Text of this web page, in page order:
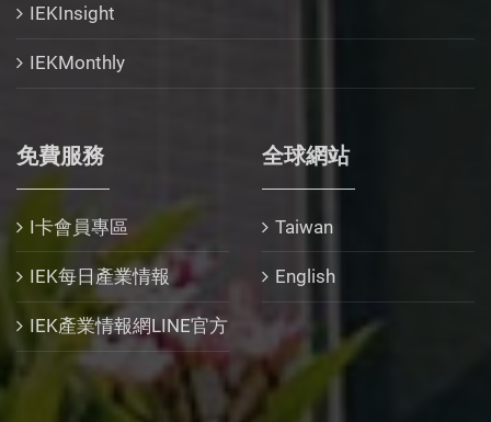
IEKInsight
IEKMonthly
免費服務
I卡會員專區
IEK每日產業情報
IEK產業情報網LINE官方
全球網站
Taiwan
English